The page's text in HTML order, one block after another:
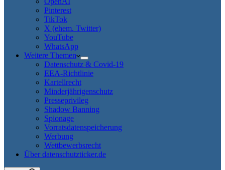
Pinterest
TikTok
X (ehem. Twitter)
YouTube
WhatsApp
Weitere Themen
Datenschutz & Covid-19
EEA-Richtlinie
Kartellrecht
Minderjährigenschutz
Presseprivileg
Shadow Banning
Spionage
Vorratsdatenspeicherung
Werbung
Wettbewerbsrecht
Über datenschutzticker.de